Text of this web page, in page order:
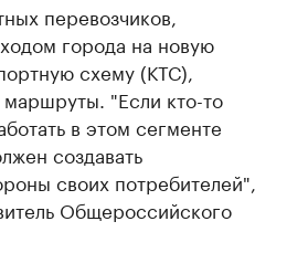
перевозчиков,
города на новую
схему (КТС),
маршруты. "Если кто-то
в этом сегменте
создавать
своих потребителей",
Общероссийского